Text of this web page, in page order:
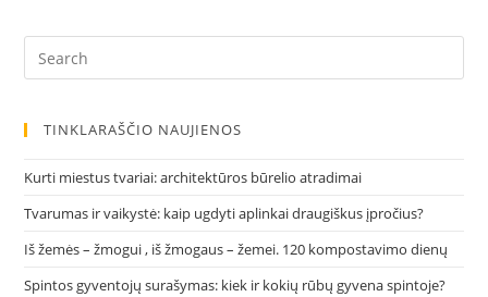
TINKLARAŠČIO NAUJIENOS
Kurti miestus tvariai: architektūros būrelio atradimai
Tvarumas ir vaikystė: kaip ugdyti aplinkai draugiškus įpročius?
Iš žemės – žmogui , iš žmogaus – žemei. 120 kompostavimo dienų
Spintos gyventojų surašymas: kiek ir kokių rūbų gyvena spintoje?